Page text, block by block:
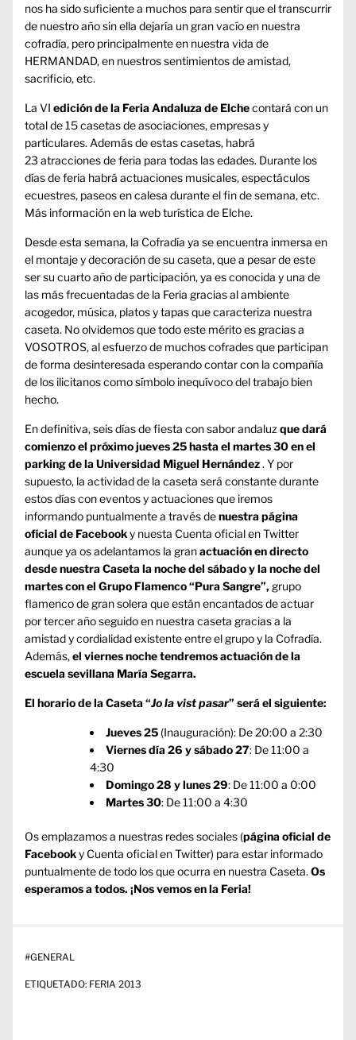
nos ha sido suficiente a muchos para sentir que el transcurrir
de nuestro año sin ella dejaría un gran vacío en nuestra
cofradía, pero principalmente en nuestra vida de
HERMANDAD, en nuestros sentimientos de amistad,
sacrificio, etc.
La VI edición de la Feria Andaluza de Elchecontará con un
total de 15 casetas de asociaciones, empresas y
particulares. Además de estas casetas, habrá
23 atracciones de feria para todas las edades. Durante los
días de feria habrá actuaciones musicales, espectáculos
ecuestres, paseos en calesa durante el fin de semana, etc.
Más información en la web turística de Elche.
Desde esta semana, la Cofradía ya se encuentra inmersa en
el montaje y decoración de su caseta, que a pesar de este
ser su cuarto año de participación, ya es conocida y una de
las más frecuentadas de la Feria gracias al ambiente
acogedor, música, platos y tapas que caracteriza nuestra
caseta. No olvidemos que todo este mérito es gracias a
VOSOTROS, al esfuerzo de muchos cofrades que participan
de forma desinteresada esperando contar con la compañía
de los ilicitanos como símbolo inequívoco del trabajo bien
hecho.
En definitiva, seis días de fiesta con sabor andaluz que dará
comienzo el próximo jueves 25 hasta el martes 30 en el
parking de la Universidad Miguel Hernández. Y por
supuesto, la actividad de la caseta será constante durante
estos días con eventos y actuaciones que iremos
informando puntualmente a través denuestra página
oficial de Facebooky nuesta Cuenta oficial en Twitter
aunque ya os adelantamos la granactuación en directo
desde nuestra Caseta la noche del sábado y la noche del
martes con el Grupo Flamenco “Pura Sangre”, grupo
flamenco de gran solera que están encantados de actuar
por tercer año seguido en nuestra caseta gracias a la
amistad y cordialidad existente entre el grupo y la Cofradía.
Además,el viernes noche tendremos actuación de la
escuela sevillana María Segarra.
El horario de la Caseta “Jo la vist pasar” será el siguiente:
Jueves 25 (Inauguración): De 20:00 a 2:30
Viernes día 26 y sábado 27: De 11:00 a
4:30
Domingo 28 y lunes 29: De 11:00 a 0:00
Martes 30: De 11:00 a 4:30
Os emplazamos a nuestras redes sociales (página oficial de
Facebooky Cuenta oficial en Twitter) para estar informado
puntualmente de todo los que ocurra en nuestra Caseta. Os
esperamos a todos. ¡Nos vemos en la Feria!
#GENERAL
ETIQUETADO: FERIA 2013